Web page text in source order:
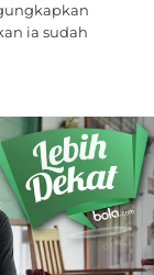
ia sudah